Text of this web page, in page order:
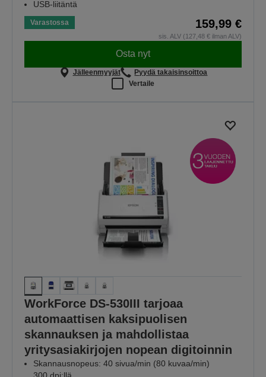
USB-liitäntä
Varastossa 159,99 €
sis. ALV (127,48 € ilman ALV)
Osta nyt
Jälleenmyyjät
Pyydä takaisinsoittoa
Vertaile
WorkForce DS-530III tarjoaa
automaattisen kaksipuolisen
skannauksen ja mahdollistaa
yritysasiakirjojen nopean digitoinnin
Skannausnopeus: 40 sivua/min (80 kuvaa/min)